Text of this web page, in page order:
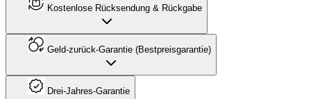
Kostenlose Rücksendung & Rückgabe
Geld-zurück-Garantie (Bestpreisgarantie)
Drei-Jahres-Garantie